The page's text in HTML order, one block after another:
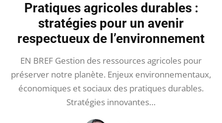
Pratiques agricoles durables :
stratégies pour un avenir
respectueux de l’environnement
EN BREF Gestion des ressources agricoles pour
préserver notre planète. Enjeux environnementaux,
économiques et sociaux des pratiques durables.
Stratégies innovantes…